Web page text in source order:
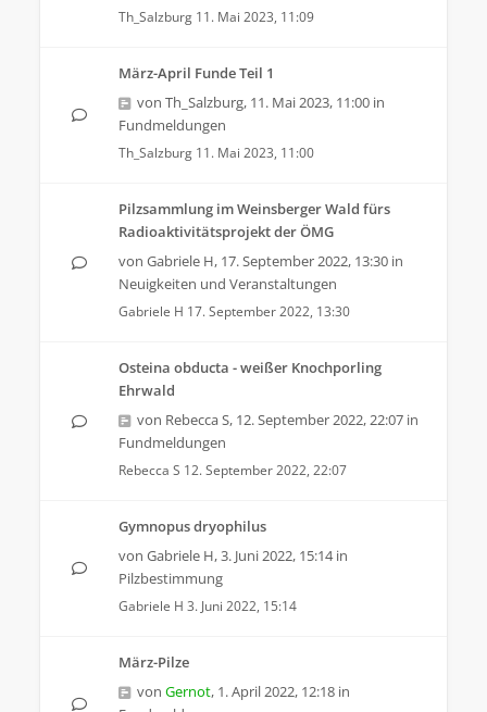
Th_Salzburg 11. Mai 2023, 11:09
März-April Funde Teil 1
von Th_Salzburg, 11. Mai 2023, 11:00 in
Fundmeldungen
Th_Salzburg 11. Mai 2023, 11:00
Pilzsammlung im Weinsberger Wald fürs
Radioaktivitätsprojekt der ÖMG
von Gabriele H, 17. September 2022, 13:30 in
Neuigkeiten und Veranstaltungen
Gabriele H 17. September 2022, 13:30
Osteina obducta - weißer Knochporling
Ehrwald
von Rebecca S, 12. September 2022, 22:07 in
Fundmeldungen
Rebecca S 12. September 2022, 22:07
Gymnopus dryophilus
von Gabriele H,3. Juni 2022, 15:14in
Pilzbestimmung
Gabriele H 3. Juni 2022, 15:14
März-Pilze
von Gernot, 1. April 2022, 12:18 in